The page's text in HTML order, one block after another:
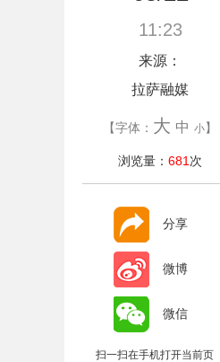
11:23
来源：
拉萨融媒
【字体： 大 中 小】
浏览量： 681 次
分享
微博
微信
扫一扫在手机打开当前页